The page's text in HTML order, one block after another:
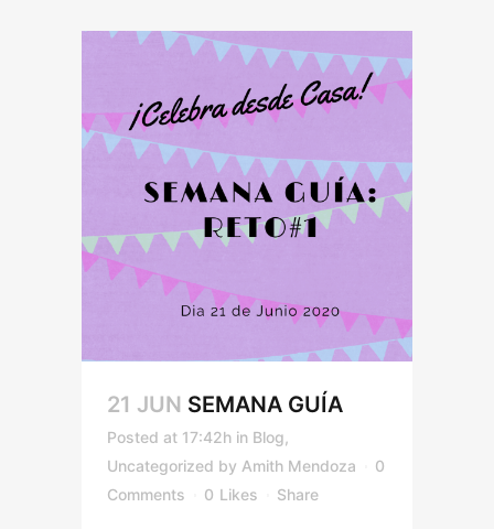
21 JUN SEMANA GUÍA
Posted at 17:42h in Blog
Uncategorized by Amith Mendoza
0
Comments
0 Likes Share